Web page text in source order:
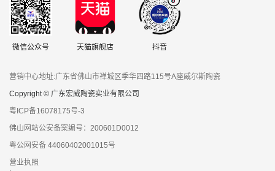
微信公众号 天猫旗舰店 抖音
营销中心地址:广东省佛山市禅城区季华四路115号A座威尔斯陶瓷
Copyright © 广东宏威陶瓷实业有限公司
粤ICP备16078175号-3
佛山网站公安备案编号：200601D0012
粤公网安备 44060402001015号
营业执照